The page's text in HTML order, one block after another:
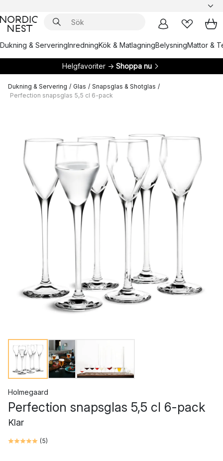
Dukning & ServeringInredningKök & MatlagningBelysningMattor &
Helgfavoriter → Shoppa nu
Dukning & Servering / Glas / Snapsglas & Shotglas /
Perfection snapsglas 5,5 cl 6-pack
Holmegaard
Perfection snapsglas 5,5 cl 6-pack
Klar
(5)